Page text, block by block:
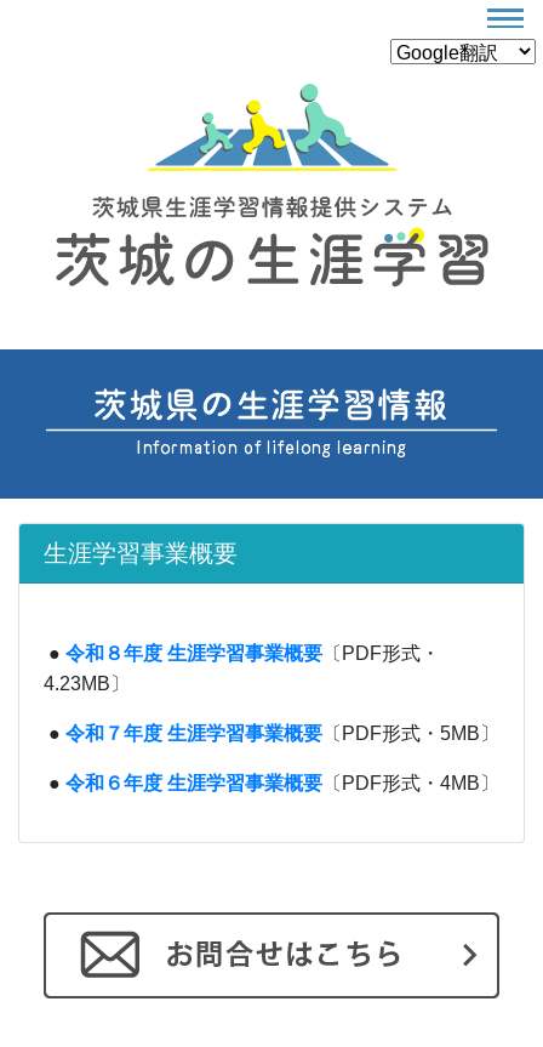
生涯学習事業概要
● 令和８年度 生涯学習事業概要 〔PDF形式・
4.23MB〕
● 令和７年度 生涯学習事業概要 〔PDF形式・5MB〕
● 令和６年度 生涯学習事業概要 〔PDF形式・4MB〕